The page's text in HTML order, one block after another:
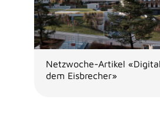
Netzwoche-Artikel
dem Eisbrecher»